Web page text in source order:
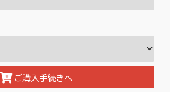
ご購入手続きへ